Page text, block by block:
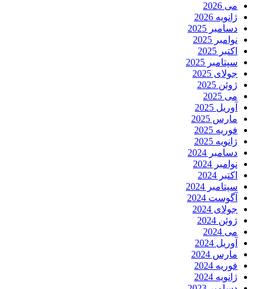
می 2026
ژانویه 2026
دسامبر 2025
نوامبر 2025
اکتبر 2025
سپتامبر 2025
جولای 2025
ژوئن 2025
می 2025
آوریل 2025
مارس 2025
فوریه 2025
ژانویه 2025
دسامبر 2024
نوامبر 2024
اکتبر 2024
سپتامبر 2024
آگوست 2024
جولای 2024
ژوئن 2024
می 2024
آوریل 2024
مارس 2024
فوریه 2024
ژانویه 2024